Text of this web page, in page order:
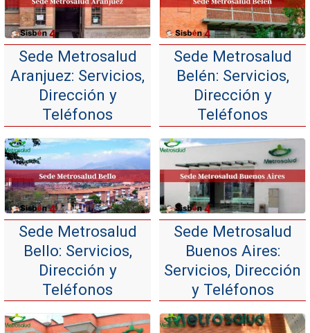
Sede Metrosalud
Aranjuez: Servicios,
Dirección y
Teléfonos
Sede Metrosalud
Belén: Servicios,
Dirección y
Teléfonos
Sede Metrosalud
Bello: Servicios,
Dirección y
Teléfonos
Sede Metrosalud
Buenos Aires:
Servicios, Dirección
y Teléfonos